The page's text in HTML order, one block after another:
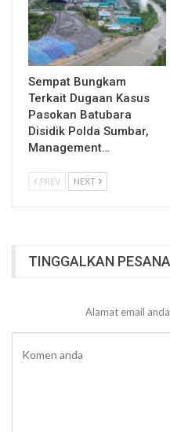
Sempat Bungkam
Terkait Dugaan Kasus
Pasokan Batubara
Disidik Polda Sumbar,
Management…
PREV NEXT
TINGGALKAN
Alamat email